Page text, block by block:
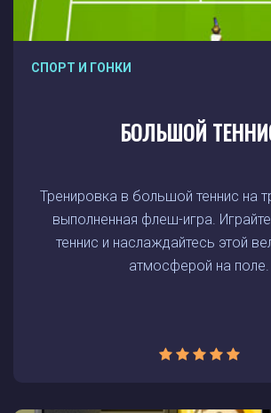
СПОРТ И ГОНКИ
БОЛЬШОЙ
Тренировка в большой теннис на
выполненная флеш-игра.
теннис и наслаждайтесь этой
атмосферой на поле.